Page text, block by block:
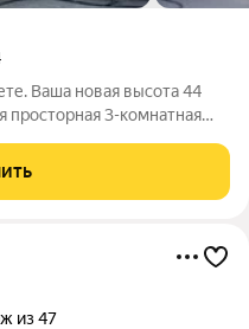
Ваша новая высота 44
просторная 3-комнатная
Обручевский
из 47